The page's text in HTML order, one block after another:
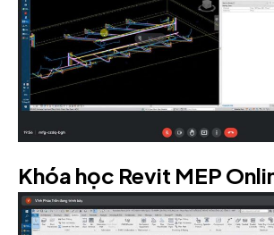
Khóa học Revit MEP